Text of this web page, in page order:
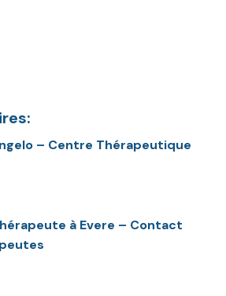
– Centre Thérapeutique
à Evere – Contact